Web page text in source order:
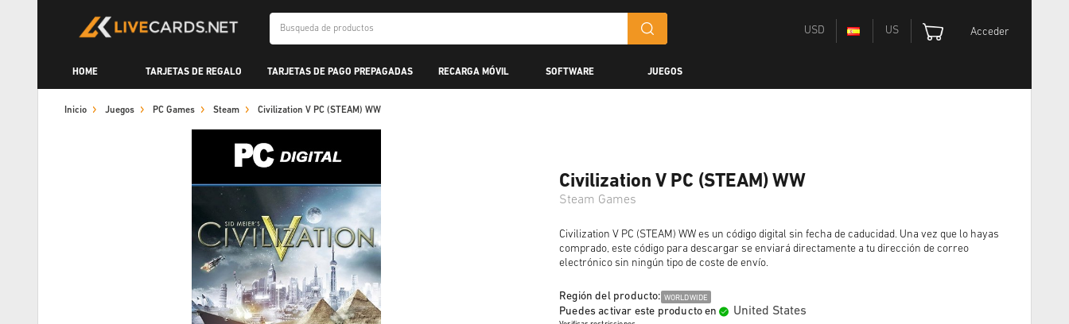
USD US Acceder
HOME TARJETAS DE REGALO TARJETAS DE PAGO PREPAGADAS RECARGA MÓVIL SOFTWARE JUEGOS
Inicio Juegos PC Games Steam Civilization V PC (STEAM) WW
Civilization V PC (STEAM) WW
Steam Games
Civilization V PC (STEAM) WW es un código digital sin fecha de caducidad. Una vez que lo hayas
comprado, este código para descargar se enviará directamente a tu dirección de correo
electrónico sin ningún tipo de coste de envío.
Región del producto: WORLDWIDE
Puedes activar este producto en United States